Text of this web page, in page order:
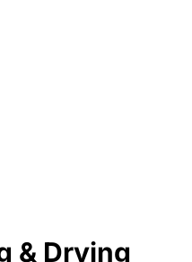
& Drying